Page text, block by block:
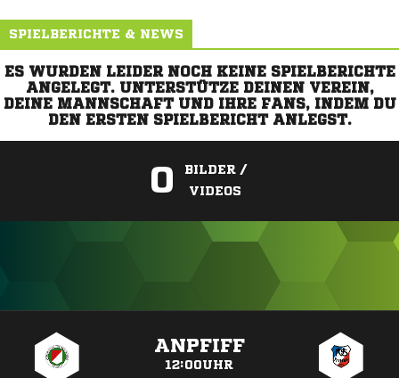
SPIELBERICHTE & NEWS
ES WURDEN LEIDER NOCH KEINE SPIELBERICHTE
ANGELEGT. UNTERSTÜTZE DEINEN VEREIN,
DEINE MANNSCHAFT UND IHRE FANS, INDEM DU
DEN ERSTEN SPIELBERICHT ANLEGST.
0
BILDER /
VIDEOS
ANPFIFF
12:00UHR